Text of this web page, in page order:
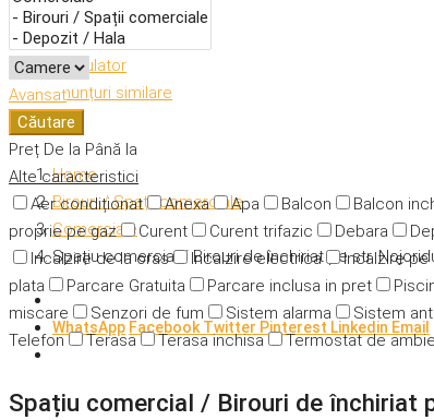
Avansat
Căutare
Preț De la Până la
Alte caracteristici
Aer condiționat
Anexa Apa Balcon Balcon
proprie pe gaz
Curent Curent trifazic Debara
Incalzire de la oras
Incalzire electrica Incalzire pe
plata
Parcare Gratuita Parcare inclusa in pret
miscare
Senzori de fum Sistem alarma Sistem
Telefon
Terasa Terasa inchisa Termostat de
Adresă
Detalii
Calculator
Anunțuri similare
Home
Birouri / Spații comerciale
Comerciale
Spațiu comercial / Birouri de închiriat pe str.
WhatsApp Facebook Twitter Pinterest Linkedin Email
Spațiu comercial / Birouri de închiriat